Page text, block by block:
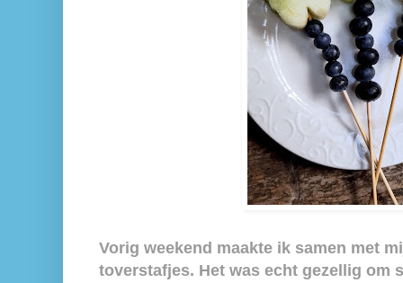
Vorig weekend maakte ik samen met
toverstafjes. Het was echt gezellig om